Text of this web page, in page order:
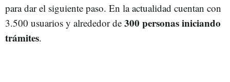
para dar el siguiente paso. En la actualidad cuentan con
3.500 usuarios y alrededor de 300 personas iniciando
trámites.